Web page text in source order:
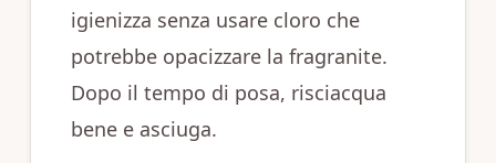
igienizza senza usare cloro che
potrebbe opacizzare la fragranite.
Dopo il tempo di posa, risciacqua
bene e asciuga.